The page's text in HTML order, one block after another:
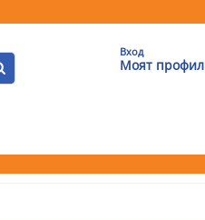
Вход
Моят профил